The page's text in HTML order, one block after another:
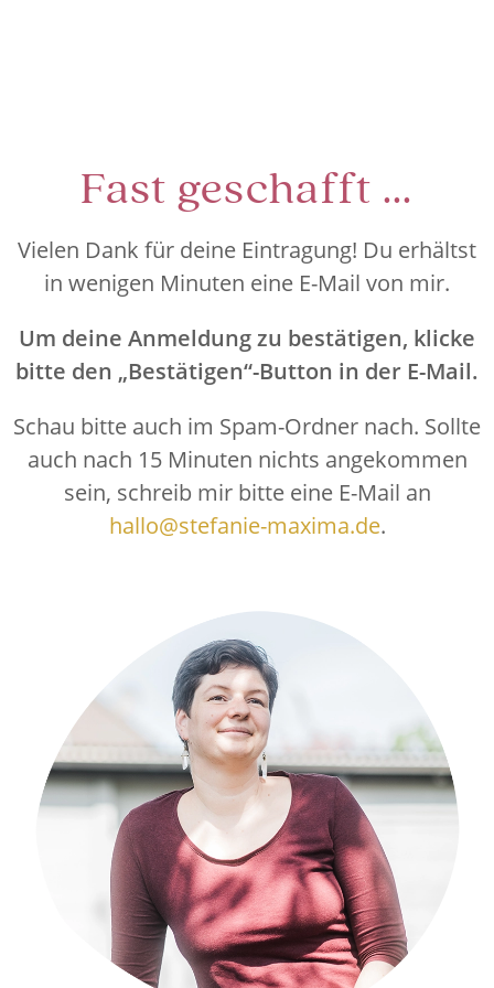
Fast geschafft ...
Vielen Dank für deine Eintragung! Du erhältst
in wenigen Minuten eine E-Mail von mir.
Um deine Anmeldung zu bestätigen, klicke
bitte den „Bestätigen“-Button in der E-Mail.
Schau bitte auch im Spam-Ordner nach. Sollte
auch nach 15 Minuten nichts angekommen
sein, schreib mir bitte eine E-Mail an
hallo@stefanie-maxima.de.